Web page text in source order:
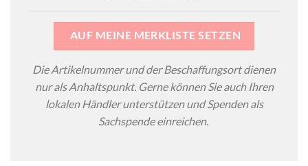
AUF MEINE MERKLISTE SETZEN
Die Artikelnummer und der Beschaffungsort dienen
nur als Anhaltspunkt. Gerne können Sie auch Ihren
lokalen Händler unterstützen und Spenden als
Sachspende einreichen.